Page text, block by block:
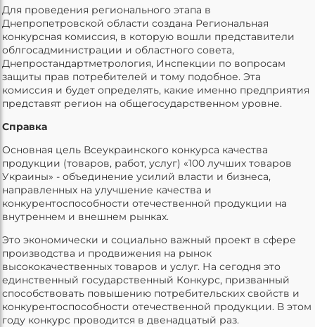
Для проведения регионального этапа в
Днепропетровской области создана Региональная
конкурсная комиссия, в которую вошли представители
облгосадминистрации и областного совета,
Днепростандартметрология, Инспекции по вопросам
защиты прав потребителей и тому подобное. Эта
комиссия и будет определять, какие именно предприятия
представят регион на общегосударственном уровне.
Справка
Основная цель Всеукраинского конкурса качества
продукции (товаров, работ, услуг) «100 лучших товаров
Украины» - объединение усилий власти и бизнеса,
направленных на улучшение качества и
конкурентоспособности отечественной продукции на
внутреннем и внешнем рынках.
Это экономически и социально важный проект в сфере
производства и продвижения на рынок
высококачественных товаров и услуг. На сегодня это
единственный государственный Конкурс, призванный
способствовать повышению потребительских свойств и
конкурентоспособности отечественной продукции. В этом
году конкурс проводится в двенадцатый раз.